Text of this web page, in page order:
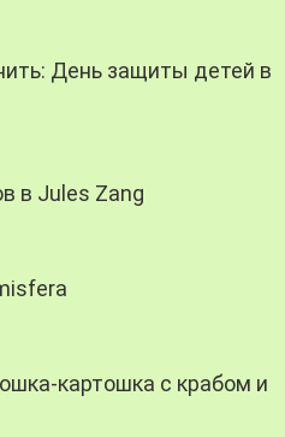
День защиты детей в
в Jules Zang
картошка с крабом и